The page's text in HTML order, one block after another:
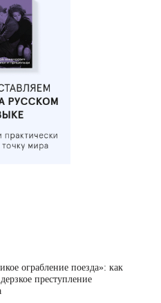
ограбление поезда»: как
преступление